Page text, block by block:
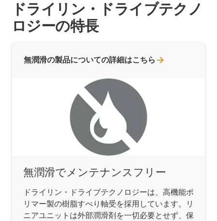
ドライリン・ドライブテクノ
ロジーの特長
無潤滑でメンテナンスフリー
ドライリン・ドライブテクノロジーは、高機能ポ
リマー製の樹脂すべり軸受を採用しています。リ
ニアユニットは外部潤滑剤を一切必要とせず、保
無潤滑の製品についての詳細はこちら